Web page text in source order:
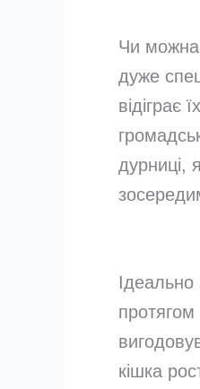
Чи можна
дуже
відіграє
дурниці,
кішка